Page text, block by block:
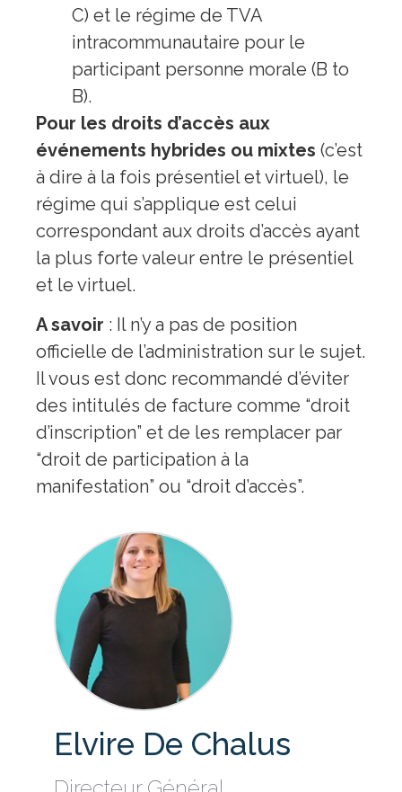
C) et le régime de TVA
intracommunautaire pour le
participant personne morale (B to
B).
Pour les droits d’accès aux
événements hybrides ou mixtes (c’est
à dire à la fois présentiel et virtuel), le
régime qui s’applique est celui
correspondant aux droits d’accès ayant
la plus forte valeur entre le présentiel
et le virtuel.
A savoir : Il n’y a pas de position
officielle de l’administration sur le sujet.
Il vous est donc recommandé d’éviter
des intitulés de facture comme “droit
d’inscription” et de les remplacer par
“droit de participation à la
manifestation” ou “droit d’accès”.
Elvire De Chalus